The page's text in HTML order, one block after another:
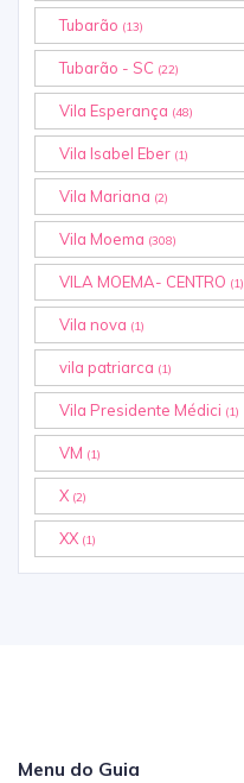
Tubarão (13)
Tubarão - SC (22)
Vila Esperança (48)
Vila Isabel Eber (1)
Vila Mariana (2)
Vila Moema (308)
VILA MOEMA- CENTRO (1)
Vila nova (1)
vila patriarca (1)
Vila Presidente Médici (1)
VM (1)
X (2)
XX (1)
Menu do Guia